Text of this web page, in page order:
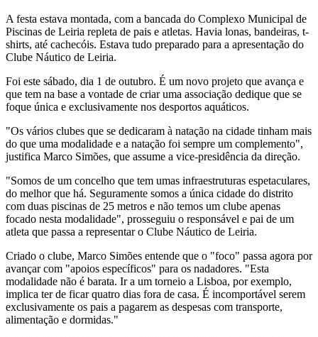
A festa estava montada, com a bancada do Complexo Municipal de
Piscinas de Leiria repleta de pais e atletas. Havia lonas, bandeiras, t-
shirts, até cachecóis. Estava tudo preparado para a apresentação do
Clube Náutico de Leiria.
Foi este sábado, dia 1 de outubro. É um novo projeto que avança e
que tem na base a vontade de criar uma associação dedique que se
foque única e exclusivamente nos desportos aquáticos.
"Os vários clubes que se dedicaram à natação na cidade tinham mais
do que uma modalidade e a natação foi sempre um complemento",
justifica Marco Simões, que assume a vice-presidência da direção.
"Somos de um concelho que tem umas infraestruturas espetaculares,
do melhor que há. Seguramente somos a única cidade do distrito
com duas piscinas de 25 metros e não temos um clube apenas
focado nesta modalidade", prosseguiu o responsável e pai de um
atleta que passa a representar o Clube Náutico de Leiria.
Criado o clube, Marco Simões entende que o "foco" passa agora por
avançar com "apoios específicos" para os nadadores. "Esta
modalidade não é barata. Ir a um torneio a Lisboa, por exemplo,
implica ter de ficar quatro dias fora de casa. É incomportável serem
exclusivamente os pais a pagarem as despesas com transporte,
alimentação e dormidas."